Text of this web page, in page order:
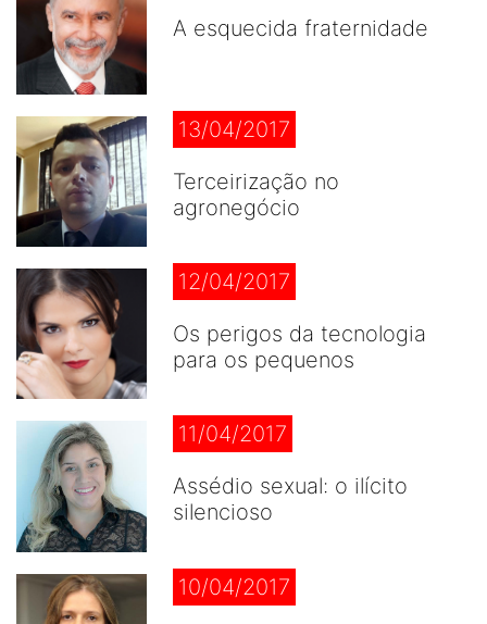
A esquecida fraternidade
13/04/2017
Terceirização no
agronegócio
12/04/2017
Os perigos da tecnologia
para os pequenos
11/04/2017
Assédio sexual: o ilícito
silencioso
10/04/2017